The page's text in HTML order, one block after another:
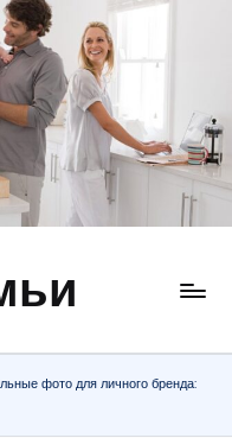
фото для личного бренда: